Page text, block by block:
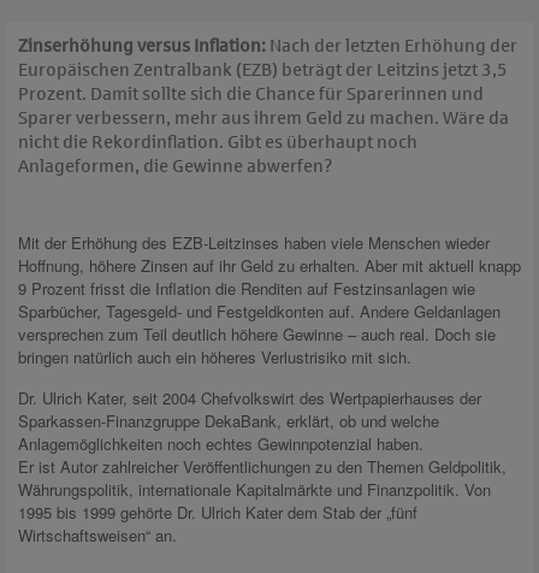
Zinserhöhung versus Inflation: Nach der letzten Erhöhung der
Europäischen Zentralbank (EZB) beträgt der Leitzins jetzt 3,5
Prozent. Damit sollte sich die Chance für Sparerinnen und
Sparer verbessern, mehr aus ihrem Geld zu machen. Wäre da
nicht die Rekordinflation. Gibt es überhaupt noch
Anlageformen, die Gewinne abwerfen?
Mit der Erhöhung des EZB-Leitzinses haben viele Menschen wieder
Hoffnung, höhere Zinsen auf ihr Geld zu erhalten. Aber mit aktuell knapp
9 Prozent frisst die Inflation die Renditen auf Festzinsanlagen wie
Sparbücher, Tagesgeld- und Festgeldkonten auf. Andere Geldanlagen
versprechen zum Teil deutlich höhere Gewinne – auch real. Doch sie
bringen natürlich auch ein höheres Verlustrisiko mit sich.
Dr. Ulrich Kater, seit 2004 Chefvolkswirt des Wertpapierhauses der
Sparkassen-Finanzgruppe DekaBank, erklärt, ob und welche
Anlagemöglichkeiten noch echtes Gewinnpotenzial haben.
Er ist Autor zahlreicher Veröffentlichungen zu den Themen Geldpolitik,
Währungspolitik, internationale Kapitalmärkte und Finanzpolitik. Von
1995 bis 1999 gehörte Dr. Ulrich Kater dem Stab der „fünf
Wirtschaftsweisen“ an.